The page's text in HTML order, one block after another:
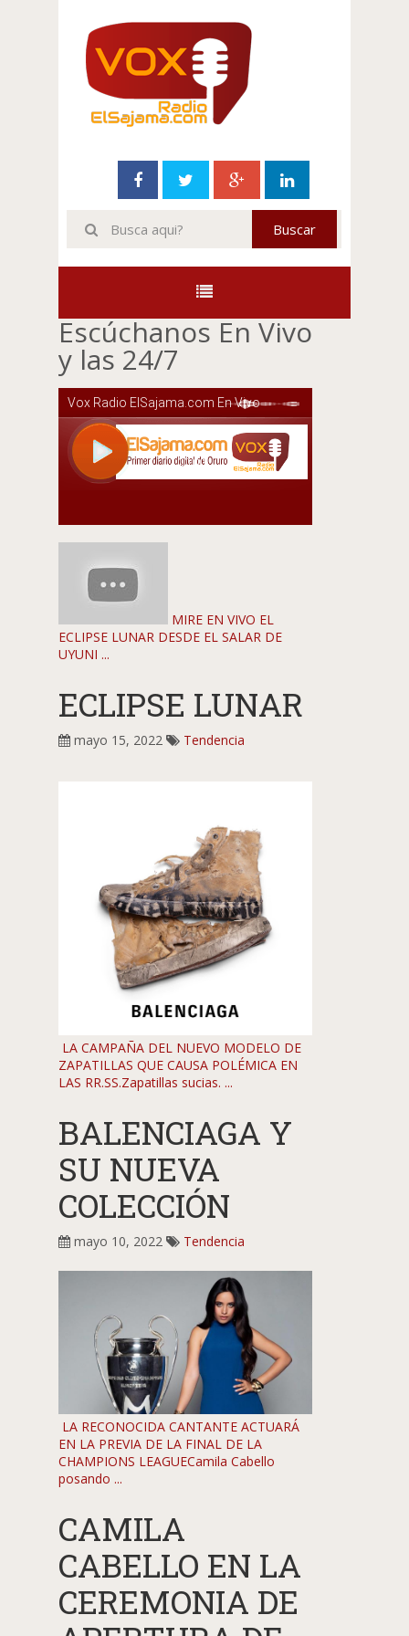
Escúchanos En Vivo
y las 24/7
MIRE EN VIVO EL
ECLIPSE LUNAR DESDE EL SALAR DE
UYUNI ...
ECLIPSE LUNAR
mayo 15, 2022 Tendencia
LA CAMPAÑA DEL NUEVO MODELO DE
ZAPATILLAS QUE CAUSA POLÉMICA EN
LAS RR.SS.Zapatillas sucias. ...
BALENCIAGA Y
SU NUEVA
COLECCIÓN
mayo 10, 2022 Tendencia
LA RECONOCIDA CANTANTE ACTUARÁ
EN LA PREVIA DE LA FINAL DE LA
CHAMPIONS LEAGUECamila Cabello
posando ...
CAMILA
CABELLO EN LA
CEREMONIA DE